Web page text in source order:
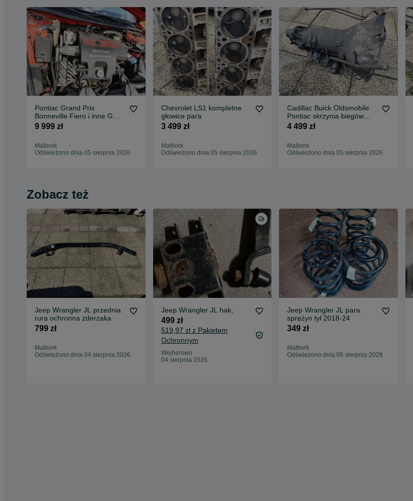
Pontiac Grand Prix
Bonneville Fiero i inne GM
kompletny silnik L67
9 999 zł
Malbork
Odświeżono dnia 05 sierpnia 2026
Chevrolet LS1 kompletne
głowice para
3 499 zł
Malbork
Odświeżono dnia 05 sierpnia 2026
Cadillac Buick Oldsmobile
Pontiac skrzynia biegów
automatyczna TH400
4 499 zł
Malbork
Odświeżono dnia 05 sierpnia 2026
Zobacz też
Jeep Wrangler JL przednia
rura ochronna zderzaka
799 zł
Malbork
Odświeżono dnia 04 sierpnia 2026
Jeep Wrangler JL hak,
499 zł
519,97 zł z Pakietem
Ochronnym
Wejherowo
04 sierpnia 2026
Jeep Wrangler JL para
sprężyn tył 2018-24
349 zł
Malbork
Odświeżono dnia 05 sierpnia 2026